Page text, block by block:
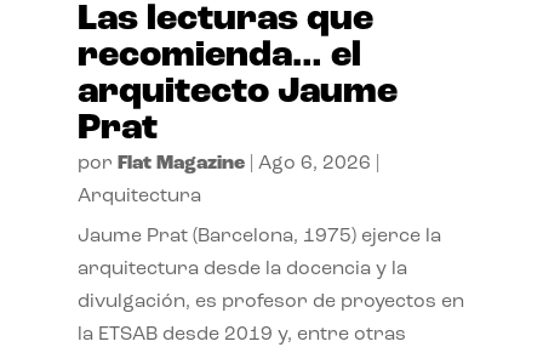
Las lecturas que
recomienda… el
arquitecto Jaume
Prat
por Flat Magazine| Ago 6, 2026
Arquitectura
Jaume Prat (Barcelona, 1975) ejerce la
arquitectura desde la docencia y la
divulgación, es profesor de proyectos en
la ETSAB desde 2019 y, entre otras